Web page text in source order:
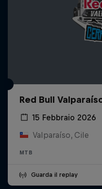
Red Bull
15 Febbraio 2026
Valparaíso, Cile
MTB
Guarda il replay